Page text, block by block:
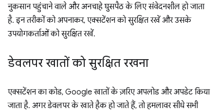
नुकसान पहुंचाने वाले और अनचाहे घुसपैठ के लिए संवेदनशील हो जाता
है. इन तरीकों को अपनाकर, एक्सटेंशन को सुरक्षित रखें और उसके
उपयोगकर्ताओं को सुरक्षित रखें.
डेवलपर खातों को सुरक्षित रखना
एक्सटेंशन का कोड, Google खातों के ज़रिए अपलोड और अपडेट किया
जाता है. अगर डेवलपर के खाते हैक हो जाते हैं, तो हमलावर सीधे सभी